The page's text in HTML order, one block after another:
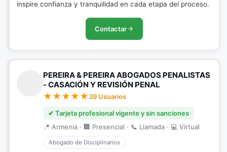
inspire confianza y tranquilidad en cada etapa del proceso.
Contactar
PEREIRA & PEREIRA ABOGADOS PENALISTAS
- CASACIÓN Y REVISIÓN PENAL
39 Usuarios
✔ Tarjeta profesional vigente y sin sanciones
📍 Armenia · 🏢 Presencial · 📞 Llamada · 💻 Virtual
Abogado de Disciplinarios